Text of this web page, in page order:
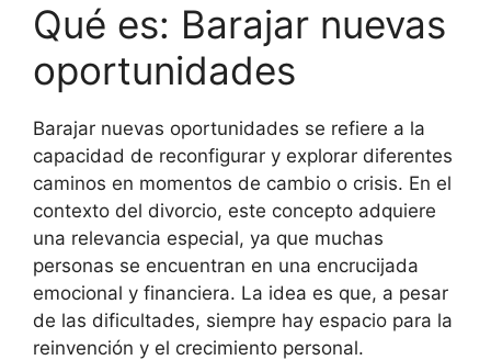
Qué es: Barajar nuevas
oportunidades
Barajar nuevas oportunidades se refiere a la
capacidad de reconfigurar y explorar diferentes
caminos en momentos de cambio o crisis. En el
contexto del divorcio, este concepto adquiere
una relevancia especial, ya que muchas
personas se encuentran en una encrucijada
emocional y financiera. La idea es que, a pesar
de las dificultades, siempre hay espacio para la
reinvención y el crecimiento personal.